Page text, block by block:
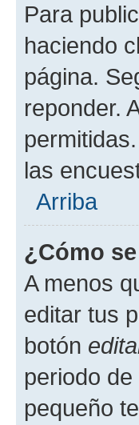
Para
haciendo
página.
reponder.
las
Arriba
¿Cómo
A menos
editar tus
botón
periodo
pequeño